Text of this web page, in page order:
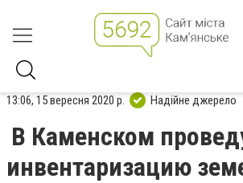
13:06, 15 вересня 2020 р. Надійне джерело
В Каменском
инвентаризацию